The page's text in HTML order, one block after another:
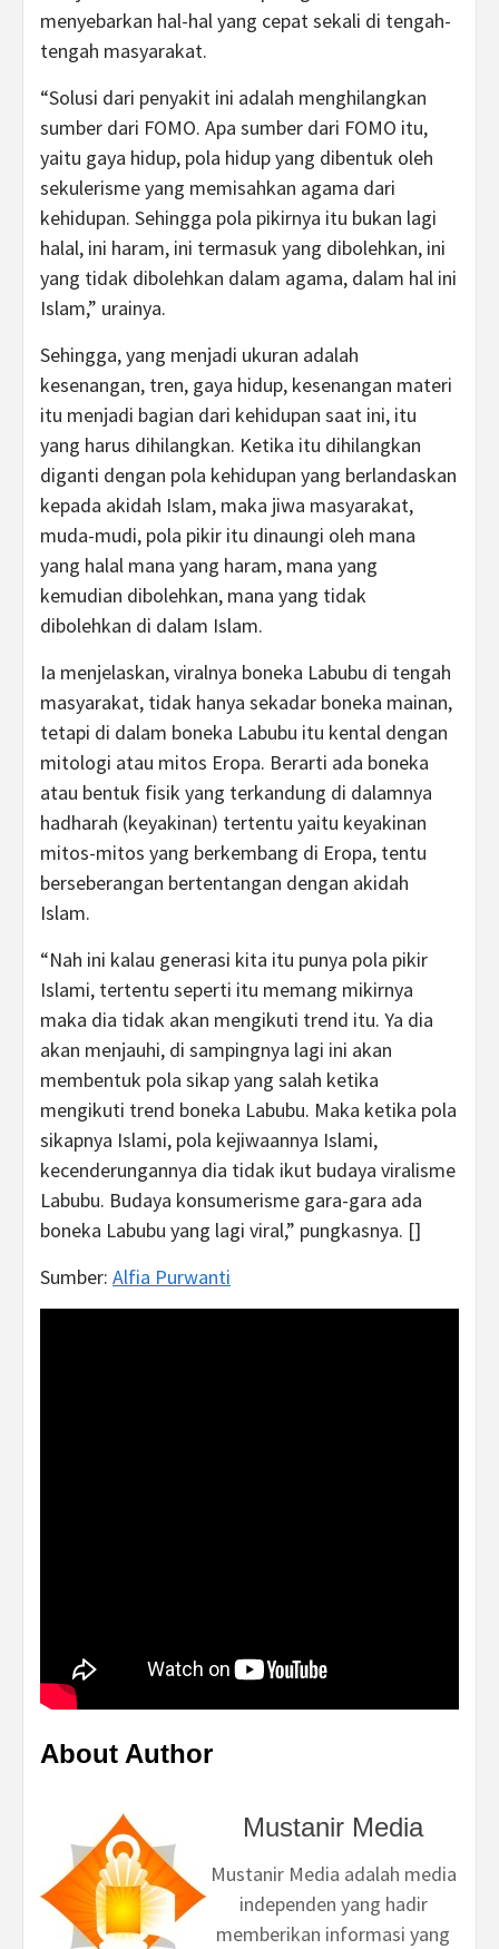
menyebarkan hal-hal yang cepat sekali di tengah-
tengah masyarakat.
“Solusi dari penyakit ini adalah menghilangkan
sumber dari FOMO. Apa sumber dari FOMO itu,
yaitu gaya hidup, pola hidup yang dibentuk oleh
sekulerisme yang memisahkan agama dari
kehidupan. Sehingga pola pikirnya itu bukan lagi
halal, ini haram, ini termasuk yang dibolehkan, ini
yang tidak dibolehkan dalam agama, dalam hal ini
Islam,” urainya.
Sehingga, yang menjadi ukuran adalah
kesenangan, tren, gaya hidup, kesenangan materi
itu menjadi bagian dari kehidupan saat ini, itu
yang harus dihilangkan. Ketika itu dihilangkan
diganti dengan pola kehidupan yang berlandaskan
kepada akidah Islam, maka jiwa masyarakat,
muda-mudi, pola pikir itu dinaungi oleh mana
yang halal mana yang haram, mana yang
kemudian dibolehkan, mana yang tidak
dibolehkan di dalam Islam.
Ia menjelaskan, viralnya boneka Labubu di tengah
masyarakat, tidak hanya sekadar boneka mainan,
tetapi di dalam boneka Labubu itu kental dengan
mitologi atau mitos Eropa. Berarti ada boneka
atau bentuk fisik yang terkandung di dalamnya
hadharah (keyakinan) tertentu yaitu keyakinan
mitos-mitos yang berkembang di Eropa, tentu
berseberangan bertentangan dengan akidah
Islam.
“Nah ini kalau generasi kita itu punya pola pikir
Islami, tertentu seperti itu memang mikirnya
maka dia tidak akan mengikuti trend itu. Ya dia
akan menjauhi, di sampingnya lagi ini akan
membentuk pola sikap yang salah ketika
mengikuti trend boneka Labubu. Maka ketika pola
sikapnya Islami, pola kejiwaannya Islami,
kecenderungannya dia tidak ikut budaya viralisme
Labubu. Budaya konsumerisme gara-gara ada
boneka Labubu yang lagi viral,” pungkasnya. []
Sumber: Alfia Purwanti
About Author
Mustanir Media
Mustanir Media adalah media
independen yang hadir
memberikan informasi yang